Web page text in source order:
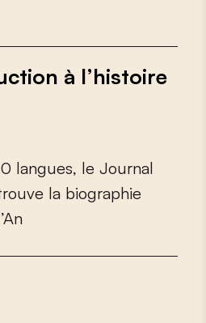
à l’histoire
0 langues, le Journal
rouve la biographie
’An